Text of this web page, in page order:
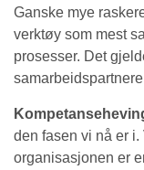
Ganske mye
verktøy som mest
prosesser. Det
den fasen vi nå er
organisasjonen er